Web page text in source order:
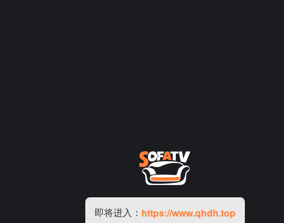
即将进入： https://www.qhdh.top